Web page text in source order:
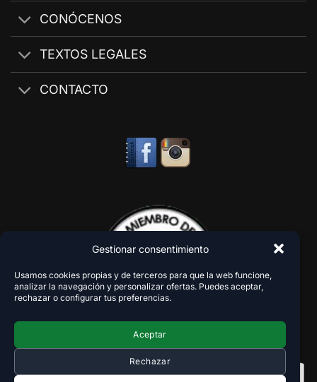
Gestionar consentimiento
Usamos cookies propias y de terceros para que la web funcione,
analizar la navegación y personalizar ofertas. Puedes aceptar,
rechazar o configurar tus preferencias.
Aceptar
Rechazar
CONÓCENOS
TEXTOS LEGALES
CONTACTO